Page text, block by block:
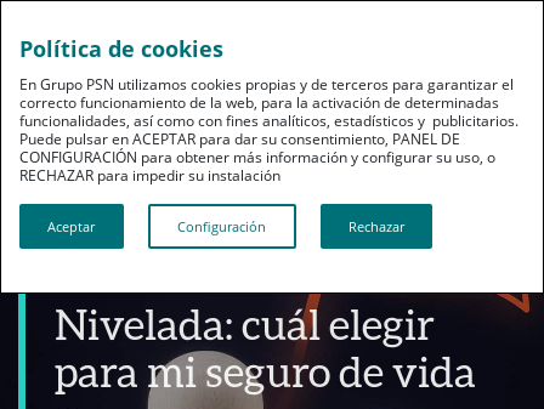
Productos
Nivelada: cuál elegir
para mi seguro de vida
Política de cookies
En Grupo PSN utilizamos cookies propias y de terceros para garantizar el
correcto funcionamiento de la web, para la activación de determinadas
funcionalidades, así como con fines analíticos, estadísticos y publicitarios.
Puede pulsar en ACEPTAR para dar su consentimiento, PANEL DE
CONFIGURACIÓN para obtener más información y configurar su uso, o
RECHAZAR para impedir su instalación​​​​​​​
Aceptar Configuración Rechazar